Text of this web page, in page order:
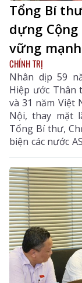
Tổng Bí
dựng Cộng
vững mạnh
CHÍNH TRỊ
Nhân dịp 59
Hiệp ước Thân
và 31 năm Việt
Nội, thay mặt
Tổng Bí thư,
biện các nước